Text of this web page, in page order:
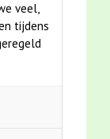
veel,
tijdens